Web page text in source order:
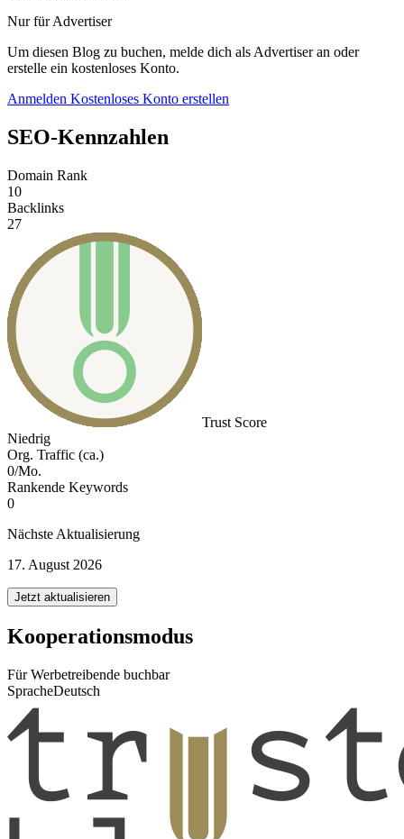
Nur für Advertiser
Um diesen Blog zu buchen, melde dich als Advertiser an oder
erstelle ein kostenloses Konto.
Anmelden Kostenloses Konto erstellen
SEO-Kennzahlen
Domain Rank
10
Backlinks
27
Trust Score
Niedrig
Org. Traffic (ca.)
0/Mo.
Rankende Keywords
0
Nächste Aktualisierung
17. August 2026
Jetzt aktualisieren
Kooperationsmodus
Für Werbetreibende buchbar
SpracheDeutsch